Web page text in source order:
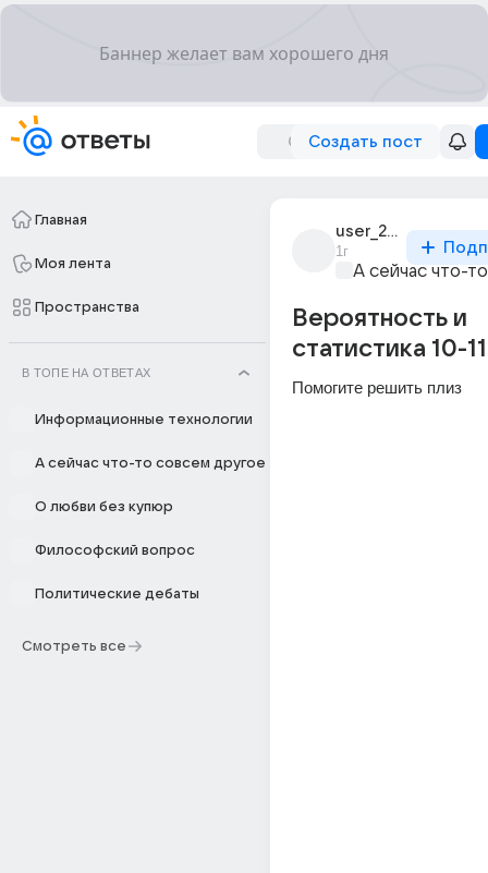
Создать пост
Главная
Моя лента
Пространства
В ТОПЕ НА ОТВЕТАХ
Информационные технологии
А сейчас что-то совсем другое
О любви без купюр
Философский вопрос
Политические дебаты
Смотреть все
user_251328668
1г
А сейчас что-
Вероятность и
статистика 10-
Помогите решить плиз